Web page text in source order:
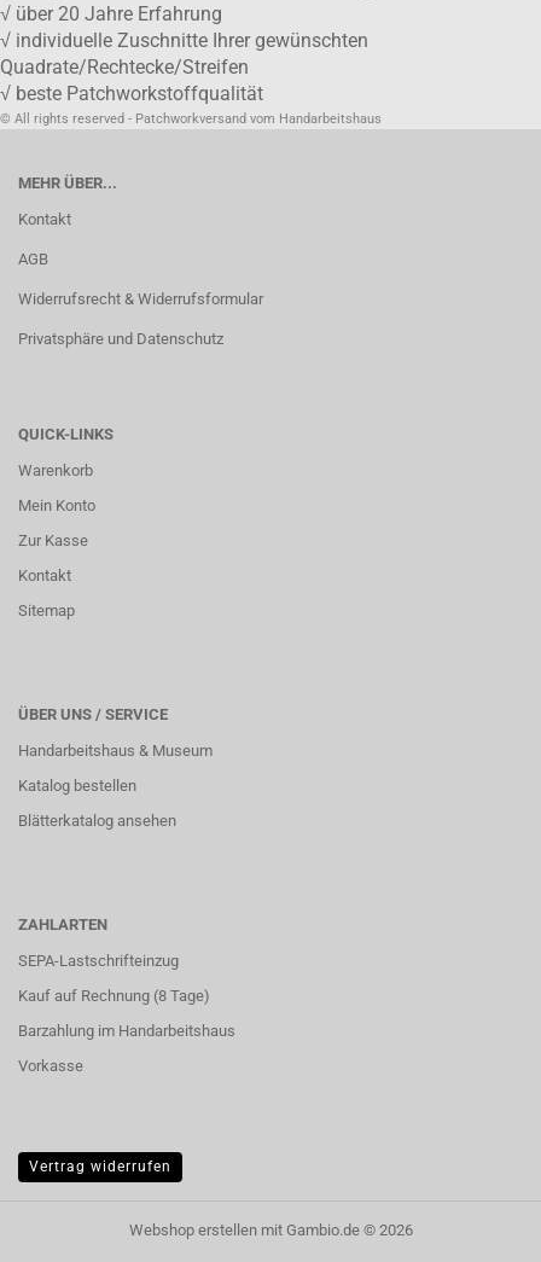
√ über 20 Jahre Erfahrung
√ individuelle Zuschnitte Ihrer gewünschten
Quadrate/Rechtecke/Streifen
√ beste Patchworkstoffqualität
© All rights reserved - Patchworkversand vom Handarbeitshaus
MEHR ÜBER...
Kontakt
AGB
Widerrufsrecht & Widerrufsformular
Privatsphäre und Datenschutz
QUICK-LINKS
Warenkorb
Mein Konto
Zur Kasse
Kontakt
Sitemap
ÜBER UNS / SERVICE
Handarbeitshaus & Museum
Katalog bestellen
Blätterkatalog ansehen
ZAHLARTEN
SEPA-Lastschrifteinzug
Kauf auf Rechnung (8 Tage)
Barzahlung im Handarbeitshaus
Vorkasse
Vertrag widerrufen
Webshop erstellenmit Gambio.de © 2026